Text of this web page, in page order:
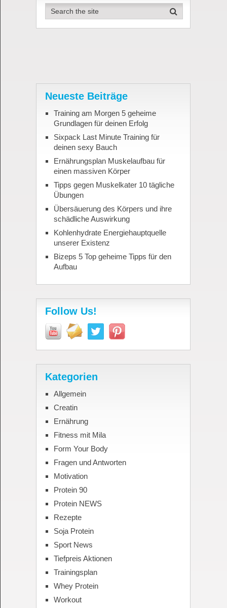
Neueste Beiträge
Training am Morgen 5 geheime
Grundlagen für deinen Erfolg
Sixpack Last Minute Training für
deinen sexy Bauch
Ernährungsplan Muskelaufbau für
einen massiven Körper
Tipps gegen Muskelkater 10 tägliche
Übungen
Übersäuerung des Körpers und ihre
schädliche Auswirkung
Kohlenhydrate Energiehauptquelle
unserer Existenz
Bizeps 5 Top geheime Tipps für den
Aufbau
Follow Us!
Kategorien
Allgemein
Creatin
Ernährung
Fitness mit Mila
Form Your Body
Fragen und Antworten
Motivation
Protein 90
Protein NEWS
Rezepte
Soja Protein
Sport News
Tiefpreis Aktionen
Trainingsplan
Whey Protein
Workout